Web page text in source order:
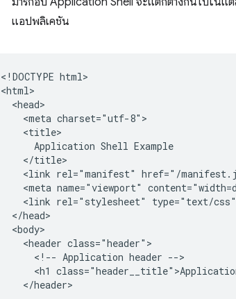
แอปพลิเคชัน
​​<!DOCTYPE html>
<html>
  <head>
    <meta charset="utf-8">
    <title>
      Application Shell Example
    </title>
<link rel="manifest" href="/
<meta name="viewport"
<link rel="stylesheet" type="text/
  </head>
  <body>
    <header class="header">
      <!-- Application header -->
<h1
    </header>